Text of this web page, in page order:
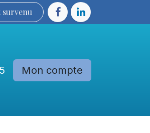
sur​​​​​​​​ve​nu​​​​​​​​​​
Mon compte